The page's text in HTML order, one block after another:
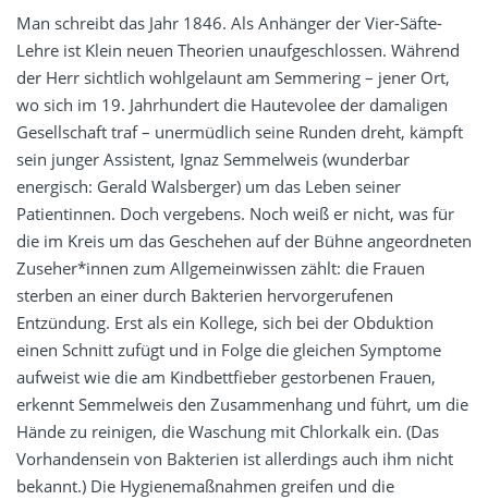
Man schreibt das Jahr 1846. Als Anhänger der Vier-Säfte-
Lehre ist Klein neuen Theorien unaufgeschlossen. Während
der Herr sichtlich wohlgelaunt am Semmering – jener Ort,
wo sich im 19. Jahrhundert die Hautevolee der damaligen
Gesellschaft traf – unermüdlich seine Runden dreht, kämpft
sein junger Assistent, Ignaz Semmelweis (wunderbar
energisch: Gerald Walsberger) um das Leben seiner
Patientinnen. Doch vergebens. Noch weiß er nicht, was für
die im Kreis um das Geschehen auf der Bühne angeordneten
Zuseher*innen zum Allgemeinwissen zählt: die Frauen
sterben an einer durch Bakterien hervorgerufenen
Entzündung. Erst als ein Kollege, sich bei der Obduktion
einen Schnitt zufügt und in Folge die gleichen Symptome
aufweist wie die am Kindbettfieber gestorbenen Frauen,
erkennt Semmelweis den Zusammenhang und führt, um die
Hände zu reinigen, die Waschung mit Chlorkalk ein. (Das
Vorhandensein von Bakterien ist allerdings auch ihm nicht
bekannt.) Die Hygienemaßnahmen greifen und die